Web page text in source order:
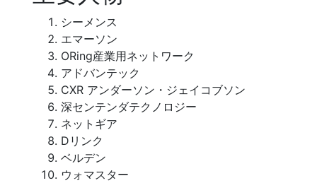
シーメンス
エマーソン
ORing産業用ネットワーク
アドバンテック
CXR アンダーソン・ジェイコブソン
深センテンダテクノロジー
ネットギア
Dリンク
ベルデン
ウォマスター